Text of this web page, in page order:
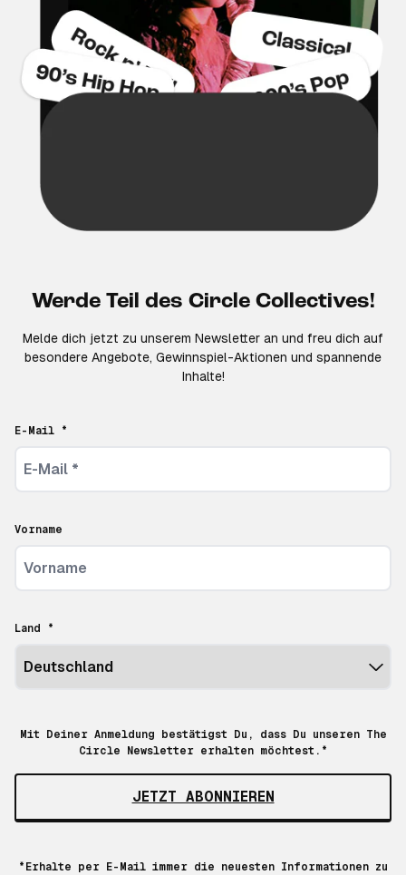
Werde Teil des Circle Collectives!
Melde dich jetzt zu unserem Newsletter an und freu dich auf
besondere Angebote, Gewinnspiel-Aktionen und spannende
Inhalte!
E-Mail *
Vorname
Land *
Mit Deiner Anmeldung bestätigst Du, dass Du unseren The
Circle Newsletter erhalten möchtest.*
JETZT ABONNIEREN
*Erhalte per E-Mail immer die neuesten Informationen zu